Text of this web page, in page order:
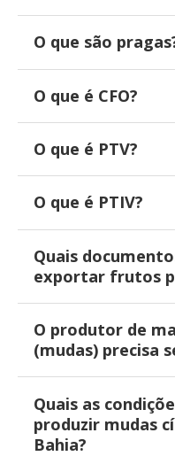
O que são
O que é CFO?
O que é PTV?
O que é PTIV?
Quais
exportar frutos
O produtor de
(mudas) precisa
Quais as
produzir mudas
Bahia?